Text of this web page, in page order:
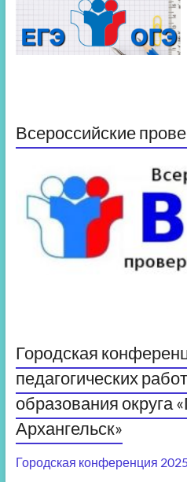
Всероссийские
Городская
педагогических
образования округа
Архангельск»
Городская конференция